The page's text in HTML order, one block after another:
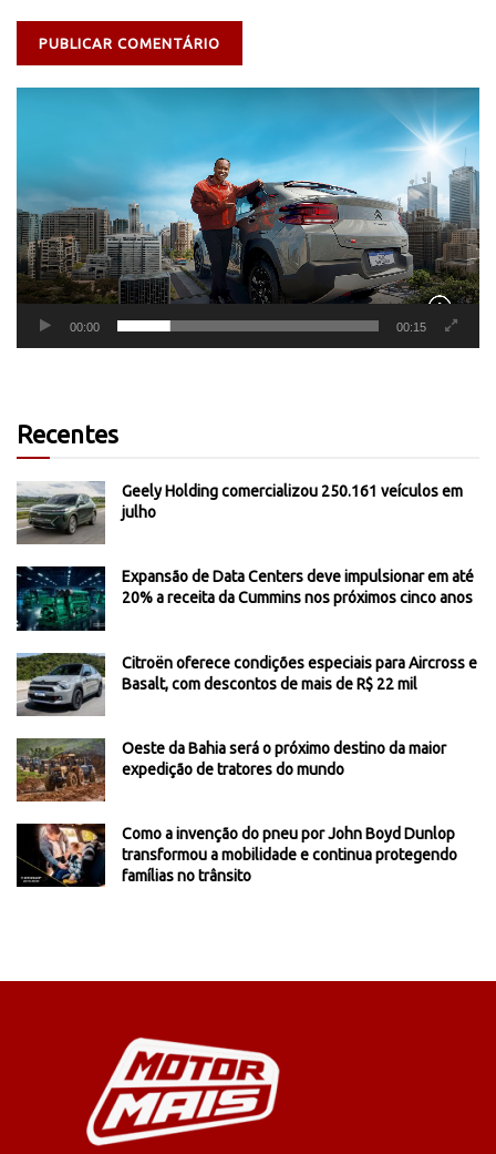
00:00 00:15
Recentes
Geely Holding comercializou 250.161 veículos em
julho
Expansão de Data Centers deve impulsionar em até
20% a receita da Cummins nos próximos cinco anos
Citroën oferece condições especiais para Aircross e
Basalt, com descontos de mais de R$ 22 mil
Oeste da Bahia será o próximo destino da maior
expedição de tratores do mundo
Como a invenção do pneu por John Boyd Dunlop
transformou a mobilidade e continua protegendo
famílias no trânsito